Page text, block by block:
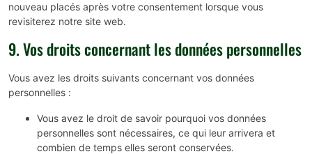
nouveau placés après votre consentement lorsque vous
revisiterez notre site web.
9. Vos droits concernant les données personnelles
Vous avez les droits suivants concernant vos données
personnelles :
Vous avez le droit de savoir pourquoi vos données
personnelles sont nécessaires, ce qui leur arrivera et
combien de temps elles seront conservées.